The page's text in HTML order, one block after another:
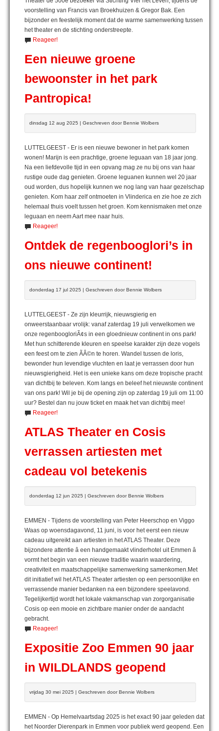
voorstelling van Francis van Broekhuizen & Gregor Bak. Een
bijzonder en feestelijk moment dat de warme samenwerking tussen
het theater en de stichting onderstreepte.
Reageer!
Een nieuwe groene
bewoonster in het park
Pantropica!
dinsdag 12 aug 2025 | Geschreven door Bennie Wolbers
LUTTELGEEST - Er is een nieuwe bewoner in het park komen
wonen! Marijn is een prachtige, groene leguaan van 18 jaar jong.
Na een liefdevolle tijd in een opvang mag ze nu bij ons van haar
rustige oude dag genieten. Groene leguanen kunnen wel 20 jaar
oud worden, dus hopelijk kunnen we nog lang van haar gezelschap
genieten. Kom haar zelf ontmoeten in Vlinderica en zie hoe ze zich
helemaal thuis voelt tussen het groen. Kom kennismaken met onze
leguaan en neem Aart mee naar huis.
Reageer!
Ontdek de regenbooglori’s in
ons nieuwe continent!
donderdag 17 jul 2025 | Geschreven door Bennie Wolbers
LUTTELGEEST - Ze zijn kleurrijk, nieuwsgierig en
onweerstaanbaar vrolijk: vanaf zaterdag 19 juli verwelkomen we
onze regenboogloriÃ¢s in een gloednieuw continent in ons park!
Met hun schitterende kleuren en speelse karakter zijn deze vogels
een feest om te zien ÃÂ©n te horen. Wandel tussen de loris,
bewonder hun levendige vluchten en laat je verrassen door hun
nieuwsgierigheid. Het is een unieke kans om deze tropische pracht
van dichtbij te beleven. Kom langs en beleef het nieuwste continent
van ons park! Wil je bij de opening zijn op zaterdag 19 juli om 11:00
uur? Bestel dan nu jouw ticket en maak het van dichtbij mee!
Reageer!
ATLAS Theater en Cosis
verrassen artiesten met
cadeau vol betekenis
donderdag 12 jun 2025 | Geschreven door Bennie Wolbers
EMMEN - Tijdens de voorstelling van Peter Heerschop en Viggo
Waas op woensdagavond, 11 juni, is voor het eerst een nieuw
cadeau uitgereikt aan artiesten in het ATLAS Theater. Deze
bijzondere attentie â een handgemaakt vlinderhotel uit Emmen â
vormt het begin van een nieuwe traditie waarin waardering,
creativiteit en maatschappelijke samenwerking samenkomen.Met
dit initiatief wil het ATLAS Theater artiesten op een persoonlijke en
verrassende manier bedanken na een bijzondere speelavond.
Tegelijkertijd wordt het lokale vakmanschap van zorgorganisatie
Cosis op een mooie en zichtbare manier onder de aandacht
gebracht.
Reageer!
Expositie Zoo Emmen 90 jaar
in WILDLANDS geopend
vrijdag 30 mei 2025 | Geschreven door Bennie Wolbers
EMMEN - Op Hemelvaartsdag 2025 is het exact 90 jaar geleden dat
het Noorder Dierenpark in Emmen voor publiek werd geopend. Een